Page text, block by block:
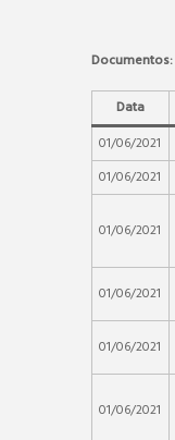
Documentos:
Data
01/06/2021
01/06/2021
01/06/2021
01/06/2021
01/06/2021
01/06/2021